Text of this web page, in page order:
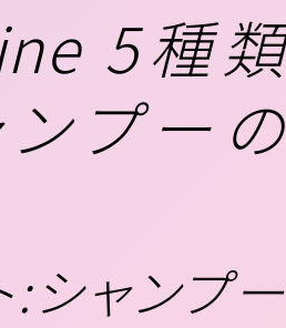
5種類
プーの
:シャンプー